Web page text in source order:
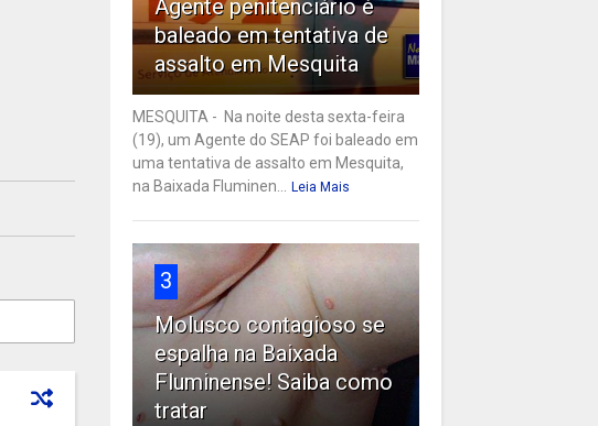
Agente penitenciário é
baleado em tentativa de
assalto em Mesquita
MESQUITA - Na noite desta sexta-feira
(19), um Agente do SEAP foi baleado em
uma tentativa de assalto em Mesquita,
na Baixada Fluminen... Leia Mais
3
Molusco contagioso se
espalha na Baixada
Fluminense! Saiba como
tratar